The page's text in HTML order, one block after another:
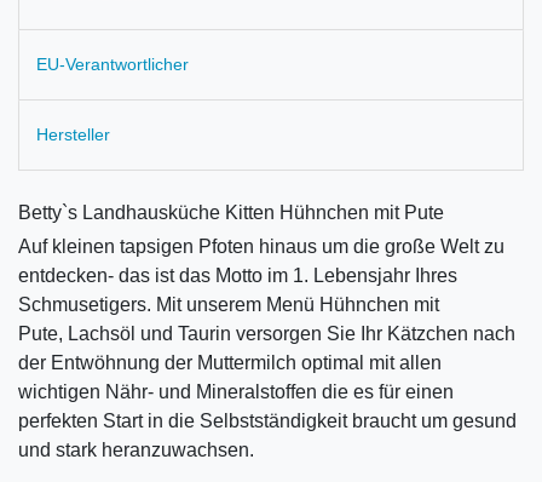
EU-Verantwortlicher
Hersteller
Betty`s Landhausküche Kitten Hühnchen mit Pute
Auf kleinen tapsigen Pfoten hinaus um die große Welt zu
entdecken- das ist das Motto im 1. Lebensjahr Ihres
Schmusetigers. Mit unserem Menü Hühnchen mit
Pute, Lachsöl und Taurin versorgen Sie Ihr Kätzchen nach
der Entwöhnung der Muttermilch optimal mit allen
wichtigen Nähr- und Mineralstoffen die es für einen
perfekten Start in die Selbstständigkeit braucht um gesund
und stark heranzuwachsen.